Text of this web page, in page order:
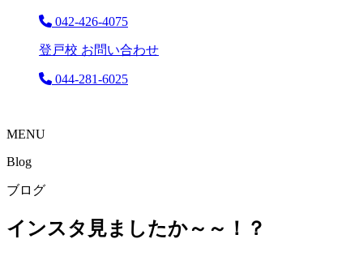
042-426-4075
登戸校 お問い合わせ
044-281-6025
MENU
Blog
ブログ
インスタ見ましたか～～！？